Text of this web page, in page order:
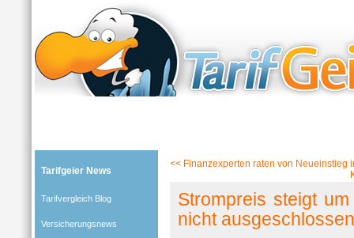
Tarifgeier News
Tarifvergleich Blog
Versicherungsnews
<< Finanzexperten raten von Neueinstieg
Strompreis steigt
nicht ausgeschlossen